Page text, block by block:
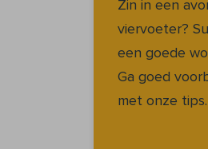
Zin in een
viervoeter?
een goede
Ga goed
met onze tips.